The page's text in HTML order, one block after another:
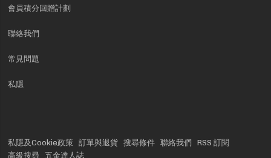
會員積分回贈計劃
聯絡我們
常見問題
私隱
私隱及Cookie政策 訂單與退貨 搜尋條件 聯絡我們
RSS 訂閱
高級搜尋
五金達人誌